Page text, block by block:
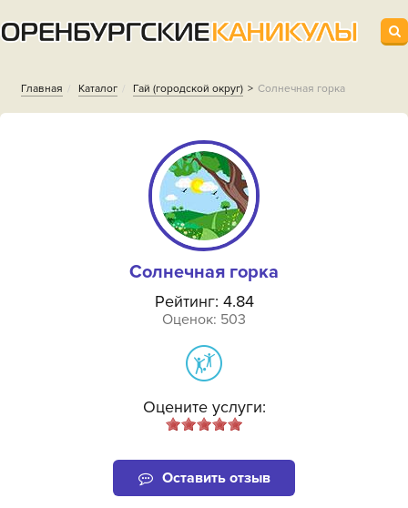
Главная Каталог Гай (городской округ) Солнечная горка
Солнечная горка
Рейтинг: 4.84
Оценок: 503
Оцените услуги:
Оставить отзыв